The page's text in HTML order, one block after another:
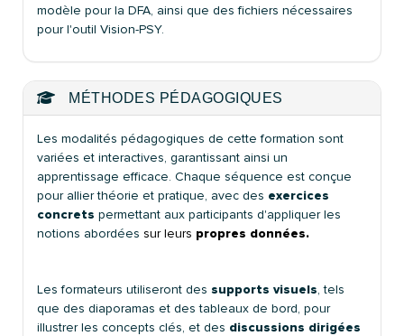
modèle pour la DFA, ainsi que des fichiers nécessaires
pour l'outil Vision-PSY.
MÉTHODES PÉDAGOGIQUES
Les modalités pédagogiques de cette formation sont
variées et interactives, garantissant ainsi un
apprentissage efficace. Chaque séquence est conçue
pour allier théorie et pratique, avec des exercices
concrets permettant aux participants d'appliquer les
notions abordées sur leurs propres données.
Les formateurs utiliseront des supports visuels, tels
que des diaporamas et des tableaux de bord, pour
illustrer les concepts clés, et des discussions dirigées